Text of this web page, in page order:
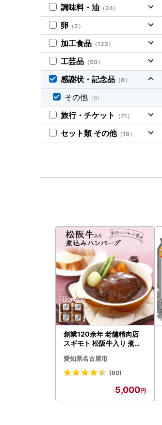
調味料・油 （24）
卵 （2）
加工食品 （123）
工芸品 （50）
感謝状・記念品 （8）
その他 （8）
旅行・チケット （71）
セット類 その他（18）
創業120余年 老舗精肉店
スギモト 松阪牛入り 煮込
惣菜 お取り寄せ グルメ ハ
ンバーグ 冷凍
愛知県名古屋市
(60)
5,000